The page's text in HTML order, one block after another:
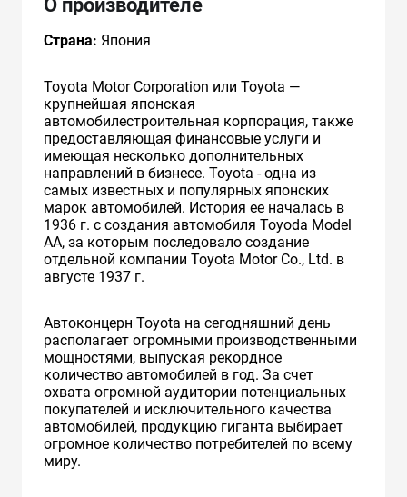
О производителе
Страна: Япония
Toyota Motor Corporation или Toyota —
крупнейшая японская
автомобилестроительная корпорация, также
предоставляющая финансовые услуги и
имеющая несколько дополнительных
направлений в бизнесе. Toyota - одна из
самых известных и популярных японских
марок автомобилей. История ее началась в
1936 г. с создания автомобиля Toyoda Model
AA, за которым последовало создание
отдельной компании Toyota Motor Co., Ltd. в
августе 1937 г.
Автоконцерн Toyota на сегодняшний день
располагает огромными производственными
мощностями, выпуская рекордное
количество автомобилей в год. За счет
охвата огромной аудитории потенциальных
покупателей и исключительного качества
автомобилей, продукцию гиганта выбирает
огромное количество потребителей по всему
миру.